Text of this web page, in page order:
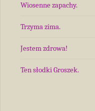
Wiosenne zapachy.
Trzyma zima.
Jestem zdrowa!
Ten słodki Groszek.